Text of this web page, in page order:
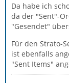
Da habe ich
da der "Sent"-
"Gesendet"
Für den Strato-
ist ebenfalls
"Sent Items"